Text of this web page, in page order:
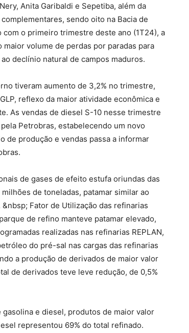
Anita Garibaldi e Sepetiba, além da
sendo oito na Bacia de
com o primeiro trimestre deste ano (1T24), a
volume de perdas por paradas para
declínio natural de campos maduros.
tiveram aumento de 3,2% no trimestre,
reflexo da maior atividade econômica e
As vendas de diesel S-10 nesse trimestre
Petrobras, estabelecendo um novo
produção e vendas passa a informar
de gases de efeito estufa oriundas das
de toneladas, patamar similar ao
Fator de Utilização das refinarias
de refino manteve patamar elevado,
realizadas nas refinarias REPLAN,
do pré-sal nas cargas das refinarias
a produção de derivados de maior valor
de derivados teve leve redução, de 0,5%
e diesel, produtos de maior valor
representou 69% do total refinado.